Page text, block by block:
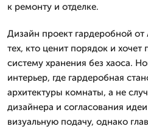
к ремонту и отделке.
Дизайн проект гардеробной
тех, кто ценит порядок и хочет
систему хранения без хаоса.
интерьер, где гардеробная
архитектуры комнаты, а не
дизайнера и согласования
визуальную подачу, однако